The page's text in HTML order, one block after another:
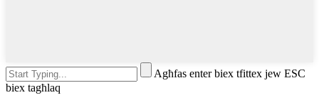
Agħfas enter biex tfittex jew ESC
biex tagħlaq